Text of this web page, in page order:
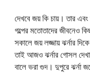
দেখবে জয় কি চায়। তার
গল্পের মতোতাদের জীবনেও
সকালে জয় লজ্জায় ঝর্নার
তাই আজও ঝর্নার গোসল
বালে ভরা গুদ। দুপুরে ঝর্না